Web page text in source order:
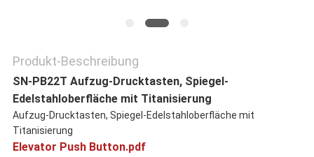
Produkt-Beschreibung
SN-PB22T Aufzug-Drucktasten, Spiegel-
Edelstahloberfläche mit Titanisierung
Aufzug-Drucktasten, Spiegel-Edelstahloberfläche mit
Titanisierung
Elevator Push Button.pdf